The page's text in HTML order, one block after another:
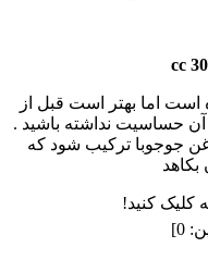
اما بهتر است قبل از
حساسیت نداشته باشید .
جوجوبا ترکیب شود که
کلیک کنید!
0
]